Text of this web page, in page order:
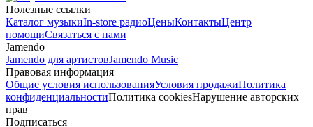
Полезные ссылки
Каталог музыкиIn-store радиоЦеныКонтактыЦентр
помощиСвязаться с нами
Jamendo
Jamendo для артистовJamendo Music
Правовая информация
Общие условия использованияУсловия продажиПолитика
конфиденциальностиПолитика cookiesНарушение авторских
прав
Подписаться